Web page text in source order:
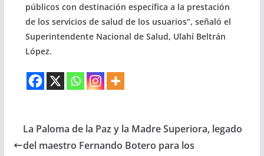
públicos con destinación específica a la prestación
de los servicios de salud de los usuarios”, señaló el
Superintendente Nacional de Salud, Ulahí Beltrán
López.
La Paloma de la Paz y la Madre Superiora, legado
del maestro Fernando Botero para los